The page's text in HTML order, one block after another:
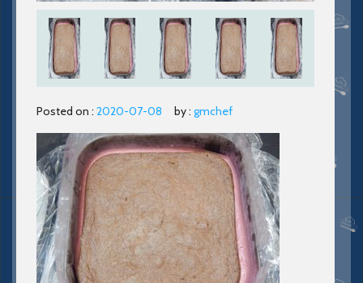
Posted on : 2020-07-08 by : gmchef